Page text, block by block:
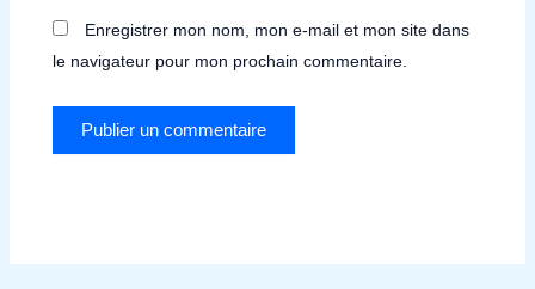
Enregistrer mon nom, mon e-mail et mon site dans
le navigateur pour mon prochain commentaire.